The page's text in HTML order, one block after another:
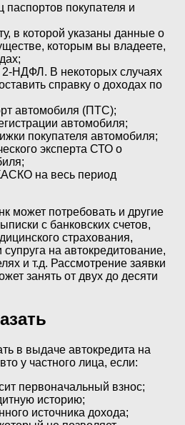
паспортов покупателя и
в которой указаны данные о
которым вы владеете,
НДФЛ. В некоторых случаях
справку о доходах по
автомобиля (ПТС);
автомобиля;
покупателя автомобиля;
эксперта СТО о
на весь период
может потребовать и другие
с банковских счетов,
страхования,
на автокредитование,
и т.д. Рассмотрение заявки
занять от двух до десяти
в выдаче автокредита на
у частного лица, если:
первоначальный взнос;
историю;
источника дохода;